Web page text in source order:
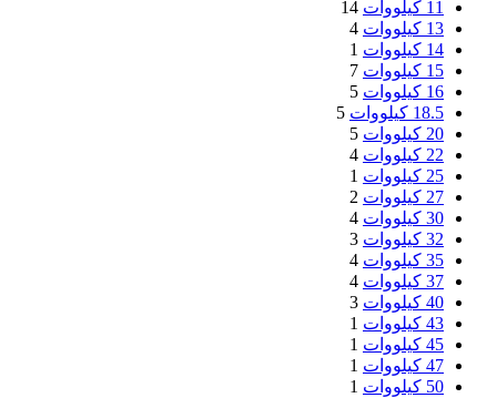
11 کیلووات
14
13 کیلووات
4
14 کیلووات
1
15 کیلووات
7
16 کیلووات
5
18.5 کیلووات
5
20 کیلووات
5
22 کیلووات
4
25 کیلووات
1
27 کیلووات
2
30 کیلووات
4
32 کیلووات
3
35 کیلووات
4
37 کیلووات
4
40 کیلووات
3
43 کیلووات
1
45 کیلووات
1
47 کیلووات
1
50 کیلووات
1